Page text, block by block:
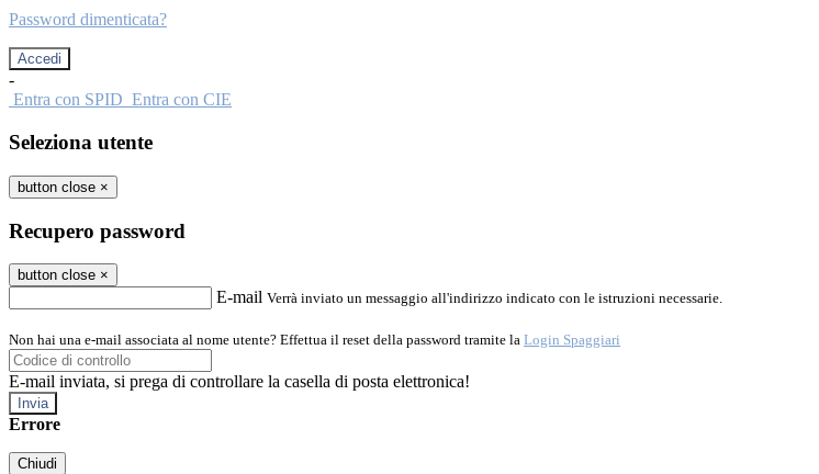
Password dimenticata?
-
Entra con SPID Entra con CIE
Seleziona utente
button close ×
Recupero password
button close ×
E-mail Verrà inviato un messaggio all'indirizzo indicato con le istruzioni necessarie.
Non hai una e-mail associata al nome utente? Effettua il reset della password tramite la Login Spaggiari
E-mail inviata, si prega di controllare la casella di posta elettronica!
Errore
Chiudi